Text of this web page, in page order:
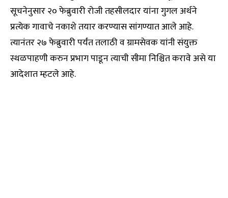
सूचनेनुसार २० फेब्रुवारी रोजी तहसीलदार यांना गुगल अर्थने
प्रत्येक गावाचे नकाशे तयार करण्यास सांगण्यात आले आहे.
त्यानंतर २७ फेब्रुवारी पर्यंत तलाठी व ग्रामसेवक यांनी संयुक्त
स्थळपाहणी करुन प्रभाग पाडून त्याची सीमा निश्चित करावे असे या
आदेशात म्हटले आहे.